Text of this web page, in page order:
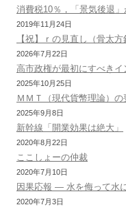
消費税10％，「景気後退
2019年11月24日
【祝】ｒの見直し（骨太方
2026年7月22日
高市政権が最初にすべきイ
2025年10月25日
ＭＭＴ（現代貨幣理論）の
2025年9月8日
新幹線「開業効果は絶大」
2020年8月22日
ここしょーの仲裁
2020年7月10日
因果応報 — 水を侮って水
2020年7月3日